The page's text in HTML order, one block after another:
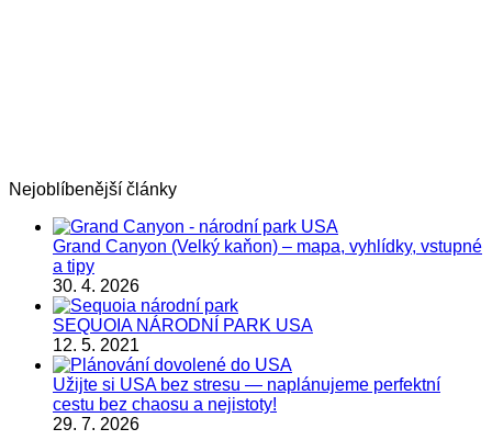
Nejoblíbenější články
Grand Canyon (Velký kaňon) – mapa, vyhlídky, vstupné
a tipy
30. 4. 2026
SEQUOIA NÁRODNÍ PARK USA
12. 5. 2021
Užijte si USA bez stresu — naplánujeme perfektní
cestu bez chaosu a nejistoty!
29. 7. 2026